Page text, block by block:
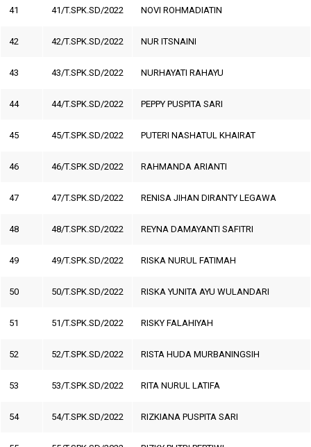
41 41/T.SPK.SD/2022 NOVI ROHMADIATIN
42 42/T.SPK.SD/2022 NUR ITSNAINI
43 43/T.SPK.SD/2022 NURHAYATI RAHAYU
44 44/T.SPK.SD/2022 PEPPY PUSPITA SARI
45 45/T.SPK.SD/2022 PUTERI NASHATUL KHAIRAT
46 46/T.SPK.SD/2022 RAHMANDA ARIANTI
47 47/T.SPK.SD/2022 RENISA JIHAN DIRANTY LEGAWA
48 48/T.SPK.SD/2022 REYNA DAMAYANTI SAFITRI
49 49/T.SPK.SD/2022 RISKA NURUL FATIMAH
50 50/T.SPK.SD/2022 RISKA YUNITA AYU WULANDARI
51 51/T.SPK.SD/2022 RISKY FALAHIYAH
52 52/T.SPK.SD/2022 RISTA HUDA MURBANINGSIH
53 53/T.SPK.SD/2022 RITA NURUL LATIFA
54 54/T.SPK.SD/2022 RIZKIANA PUSPITA SARI